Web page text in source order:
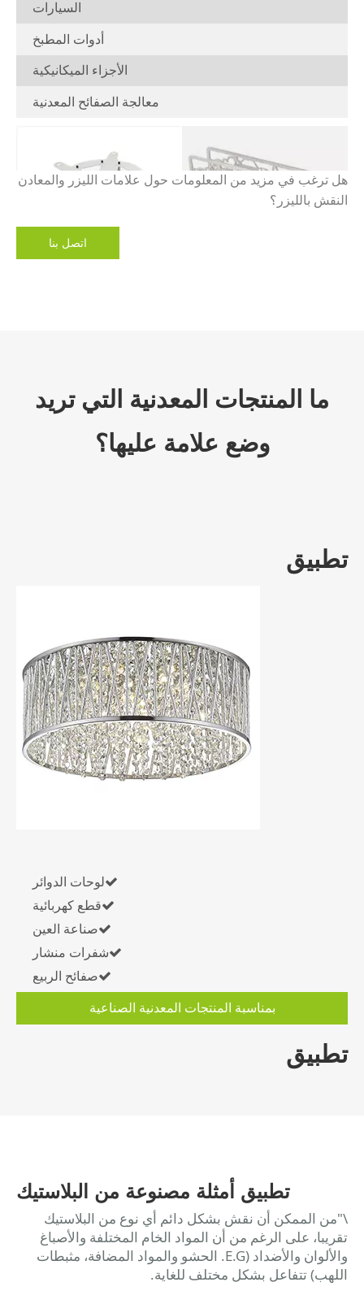
السيارات
أدوات المطبخ
الأجزاء الميكانيكية
معالجة الصفائح المعدنية
هل ترغب في مزيد من المعلومات حول علامات الليزر والمعادن
النقش بالليزر؟
اتصل بنا
ما المنتجات المعدنية التي تريد
وضع علامة عليها؟
تطبيق
لوحات الدوائر
قطع كهربائية
صناعة العين
شفرات منشار
صفائح الربيع
بمناسبة المنتجات المعدنية الصناعية
تطبيق
تطبيق أمثلة مصنوعة من البلاستيك
\"من الممكن أن نقش بشكل دائم أي نوع من البلاستيك
تقريبا، على الرغم من أن المواد الخام المختلفة والأصباغ
والألوان والأضداد (E.G. الحشو والمواد المضافة، مثبطات
اللهب) تتفاعل بشكل مختلف للغاية.